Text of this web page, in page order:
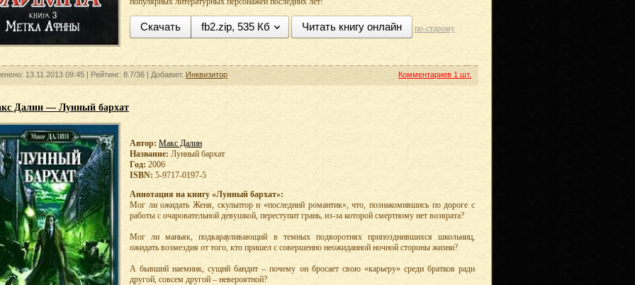
Скачать fb2.zip, 535 Кб Читать книгу онлайн по-старому
13.11.2013 09:45 | Рейтинг: 8.7/36 | Добавил: Инквизитор Комментариев 1 шт.
Далин — Лунный бархат
Автор: Макс Далин
Название: Лунный бархат
Год: 2006
ISBN: 5-9717-0197-5
Аннотация на книгу «Лунный бархат»:
Мог ли ожидать Женя, скульптор и «последний романтик», что, познакомившись по дороге с
работы с очаровательной девушкой, переступит грань, из-за которой смертному нет возврата?
Мог ли маньяк, подкарауливающий в темных подворотнях припозднившихся школьниц,
ожидать возмездия от того, кто пришел с совершенно неожиданной ночной стороны жизни?
А бывший наемник, сущий бандит – почему он бросает свою «карьеру» среди братков ради
другой, совсем другой – невероятной?